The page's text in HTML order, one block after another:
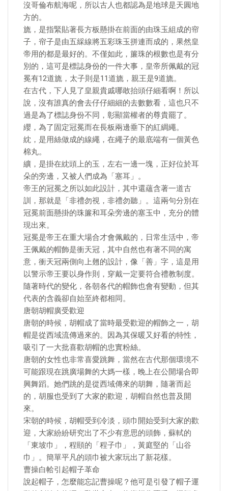
沒哥倫布航海呢，所以古人也都認為是地球是天圓地
方的。
旒，是指緊貼著長方板懸掛在前面的由珠玉組成的帘
子，帘子是由五綵線將五彩珠玉拼連而成的，果然皇
帝用的都是最好的。不僅如此，簾珠的根數也是有分
別的，這可是標誌身份的一件大事，皇帝所佩戴的冠
冕有12道旒，太子則是11道旒，親王是9道旒。
在古代，下人見了皇親貴戚哪敢抬頭仔細看啊！所以
說，沒有誰真的會去仔仔細細的去數數看，這也只不
過是為了標誌身份不同，彰顯當權者的尊貴罷了。
纓，為了固定冠冕而在長板兩邊垂下的紅綢繩。
紞，是用絲做成的線繩，在繩子的最底端有一個黃色
棉丸。
纊，是掛在紞頭上的玉，左右一邊一塊，正好位於耳
朵的旁邊，又被人們成為「塞耳」。
帝王的冠冕之所以如此設計，其中還蘊含著一道古
訓，那就是「非禮勿視，非禮勿聽」。這兩句分別在
冠冕前面懸掛的珠簾和耳朵旁邊的塞玉中，充分的體
現出來。
冠冕是帝王在重大場合才會佩戴的，日常生活中，帝
王佩戴的帽飾是衝天冠，其中自然也有著不同的寓
意，衝天冠兩側向上翹的設計，像「善」字，這是用
以警示帝王要以身作則，穿戴一定要符合禮教制度。
隨著時代的變化，各朝各代的帽飾也會有變動，但其
代表的含義卻自始至終都相同。
唐朝胡帽廣受歡迎
唐朝的時候，胡帽成了當時最受歡迎的帽飾之一，胡
帽是從西域流傳過來的。因為其保暖又好看的特性，
吸引了一大批喜歡胡帽的忠實粉絲。
唐朝的女性也非常喜愛跳舞，當然在古代那個環境不
可能跟現在跳廣場舞的大媽一樣，晚上在公開場合即
興舞蹈。她們跳的是從西域傳來的胡舞，隨著而起
的，胡服也受到了大家的歡迎，胡帽自然也普及開
來。
宋朝的時候，胡帽受到冷淡，頭巾開始受到大家的歡
迎，大家紛紛研究出了不少有意思的頭飾，蘇軾的
「東坡巾」，程頤的「程子巾」，黃庭堅的「山谷
巾」。簡單平凡的頭巾被大家玩出了新花樣。
曹操白帢引起帽子革命
說起帽子，怎麼能忘記曹操呢？他可是引發了帽子運